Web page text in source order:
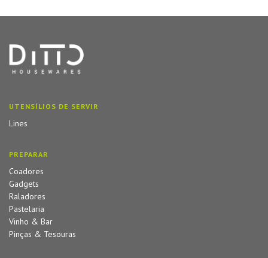
UTENSÍLIOS DE SERVIR
Lines
PREPARAR
Coadores
Gadgets
Raladores
Pastelaria
Vinho & Bar
Pinças & Tesouras